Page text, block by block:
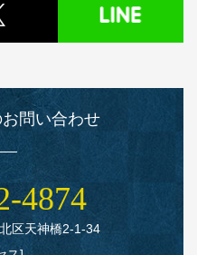
問い合わせ
区天神橋2‑1‑34